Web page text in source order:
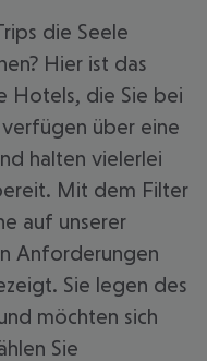
die Seele
Hier ist das
Hotels, die Sie bei
über eine
halten vielerlei
Mit dem Filter
auf unserer
Anforderungen
Sie legen des
möchten sich
Sie